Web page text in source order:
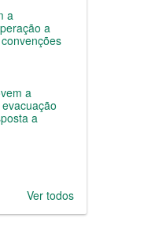
a
a
a
a
Ver todos